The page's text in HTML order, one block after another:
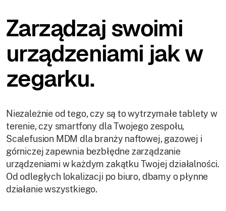
Zarządzaj swoimi
urządzeniami jak w
zegarku.
Niezależnie od tego, czy są to wytrzymałe tablety w
terenie, czy smartfony dla Twojego zespołu,
Scalefusion MDM dla branży naftowej, gazowej i
górniczej zapewnia bezbłędne zarządzanie
urządzeniami w każdym zakątku Twojej działalności.
Od odległych lokalizacji po biuro, dbamy o płynne
działanie wszystkiego.